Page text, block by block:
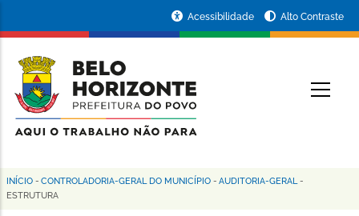
conteúdo
principal
da
Prefeitura
de
Horizonte
Acessibilidade Alto Contraste
Trilha
INÍCIO - CONTROLADORIA-GERAL DO MUNICÍPIO - AUDITORIA-GERAL -
ESTRUTURA